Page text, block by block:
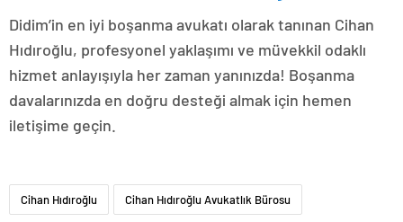
Didim’in en iyi boşanma avukatı olarak tanınan Cihan
Hıdıroğlu, profesyonel yaklaşımı ve müvekkil odaklı
hizmet anlayışıyla her zaman yanınızda! Boşanma
davalarınızda en doğru desteği almak için hemen
iletişime geçin.
Cihan Hıdıroğlu Cihan Hıdıroğlu Avukatlık Bürosu